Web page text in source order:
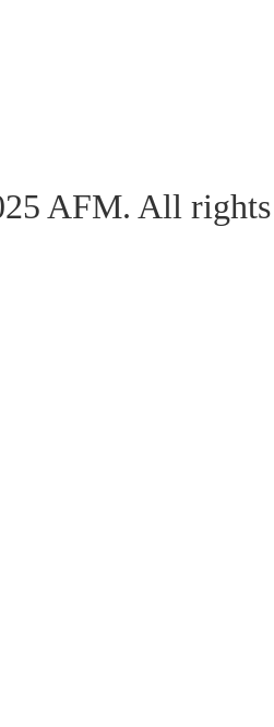
AFM. All rights